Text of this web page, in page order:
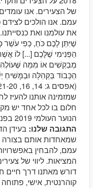
של הצעירים. אנו
עמם. אנו הולכים לצידם
את עולמנו ואת
שֶׁיִּתֵּן לָכֶם כֹּחַ, כְּפִי עֹשֶׁר
הַפְּנִימִי שֶׁלָּכֶם [...] לוֹ
מְבַקְשִׁים אוֹ מִמַּה שֶּׁעוֹלֶה
הַכָּבוֹד בַּקְּהִלָּה וּבַמָּשִׁיחַ
שמזמינה אותנו להעיז
חלום בו לכל אחד יש
הנוער העולמי 2019 בפנמה).
התגובה שלנו: בעידן
שמאחדות אותם בצורה
עמם, להבחין
המציאות. ליווי של
דורש מאתנו דרך חיים
קוהרנטית, אישי,